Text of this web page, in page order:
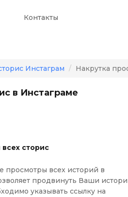
Контакты
Инстаграм Накрутка
в Инстаграме
сторис
просмотры всех историй в
продвинуть Ваши
указывать ссылку на